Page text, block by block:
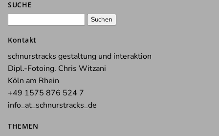
SUCHE
Kontakt
schnurstracks gestaltung und interaktion
Dipl.-Fotoing. Chris Witzani
Köln am Rhein
+49 1575 876 524 7
info_at_schnurstracks_de
THEMEN